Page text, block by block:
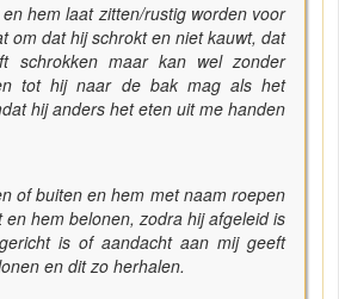
hem laat zitten/rustig worden voor
om dat hij schrokt en niet kauwt, dat
schrokken maar kan wel zonder
tot hij naar de bak mag als het
hij anders het eten uit me handen
of buiten en hem met naam roepen
hem belonen, zodra hij afgeleid is
is of aandacht aan mij geeft
en dit zo herhalen.